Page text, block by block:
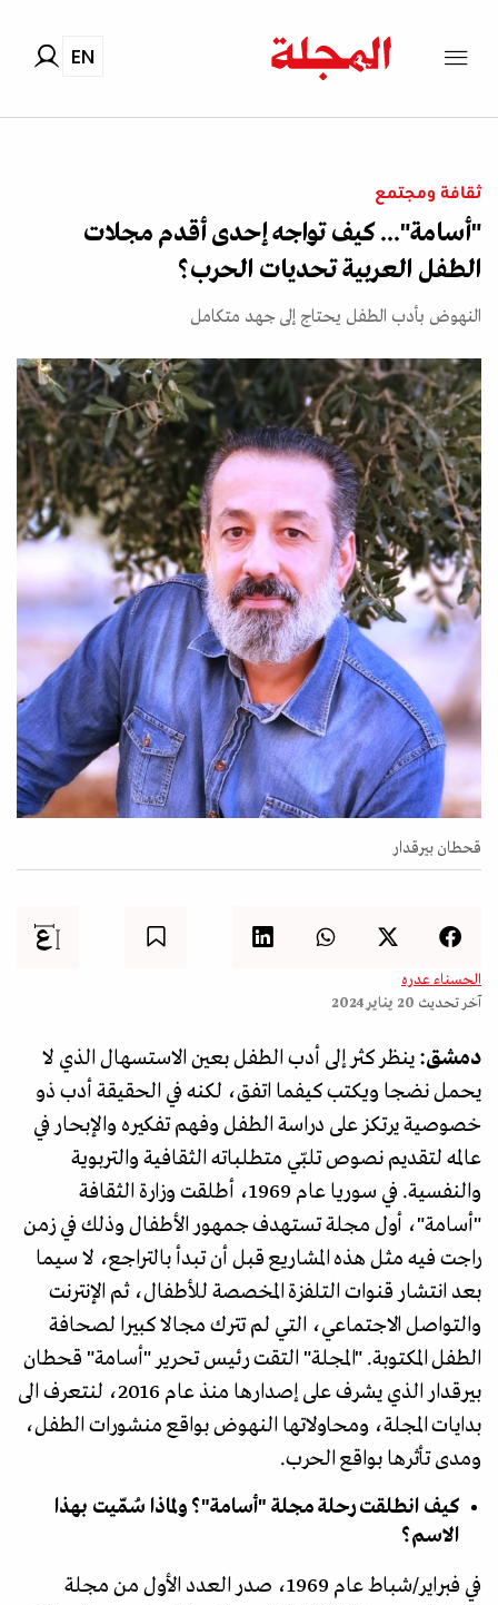
EN
ثقافة ومجتمع
"أسامة"... كيف تواجه إحدى أقدم مجلات
الطفل العربية تحديات الحرب؟
النهوض بأدب الطفل يحتاج إلى جهد متكامل
قحطان بيرقدار
الحسناء عدره
آخر تحديث 20 يناير 2024
دمشق: ينظر كثر إلى أدب الطفل بعين الاستسهال الذي لا
يحمل نضجا ويكتب كيفما اتفق، لكنه في الحقيقة أدب ذو
خصوصية يرتكز على دراسة الطفل وفهم تفكيره والإبحار في
عالمه لتقديم نصوص تلبّي متطلباته الثقافية والتربوية
والنفسية. في سوريا عام 1969، أطلقت وزارة الثقافة
"أسامة"، أول مجلة تستهدف جمهور الأطفال وذلك في زمن
راجت فيه مثل هذه المشاريع قبل أن تبدأ بالتراجع، لا سيما
بعد انتشار قنوات التلفزة المخصصة للأطفال، ثم الإنترنت
والتواصل الاجتماعي، التي لم تترك مجالا كبيرا لصحافة
الطفل المكتوبة. "المجلة" التقت رئيس تحرير "أسامة" قحطان
بيرقدار الذي يشرف على إصدارها منذ عام 2016، لنتعرف الى
بدايات المجلة، ومحاولاتها النهوض بواقع منشورات الطفل،
ومدى تأثرها بواقع الحرب.
كيف انطلقت رحلة مجلة "أسامة"؟ ولماذا سُمّيت بهذا
الاسم؟
في فبراير/شباط عام 1969، صدر العدد الأول من مجلة